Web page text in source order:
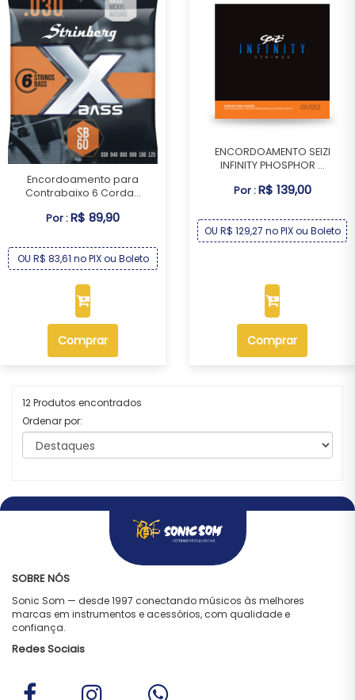
Encordoamento para
Contrabaixo 6 Corda...
Por :R$ 89,90
OU R$ 83,61 no PIX ou Boleto
Comprar
ENCORDOAMENTO SEIZI
INFINITY PHOSPHOR ...
Por :R$ 139,00
OU R$ 129,27 no PIX ou Boleto
Comprar
12 Produtos encontrados
Ordenar por:
SOBRE NÓS
Sonic Som — desde 1997 conectando músicos às melhores
marcas em instrumentos e acessórios, com qualidade e
confiança.
Redes Sociais